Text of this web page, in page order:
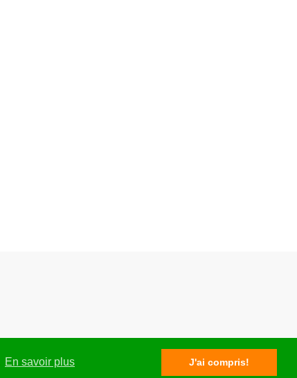
En savoir plus J'ai compris!